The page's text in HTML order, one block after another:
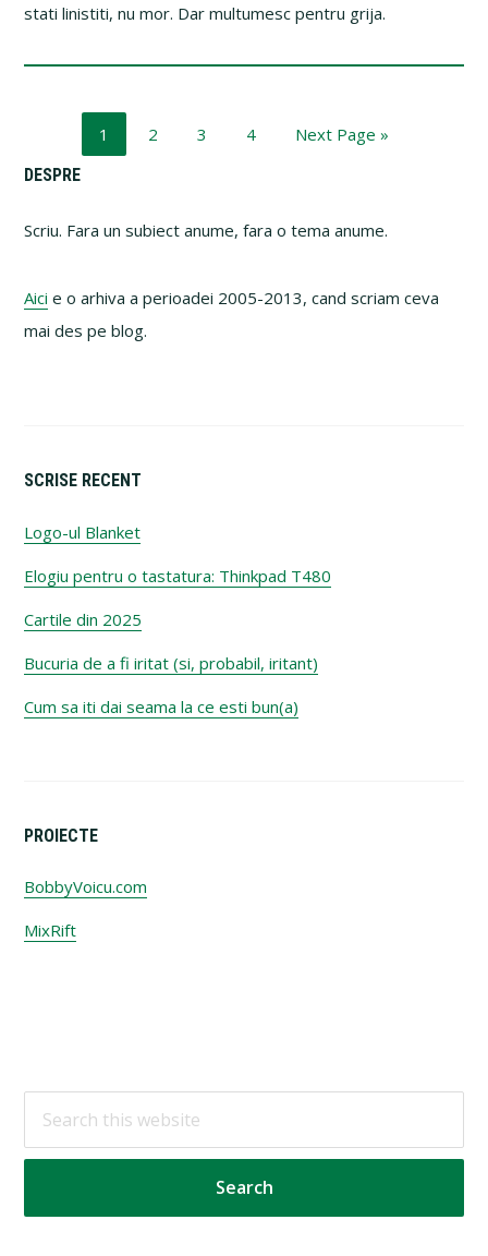
stati linistiti, nu mor. Dar multumesc pentru grija.
Page
1 Page
2 Page
3 Page
4
Go
Next Page »
Primary
Sidebar
DESPRE
Scriu. Fara un subiect anume, fara o tema anume.
Aici e o arhiva a perioadei 2005-2013, cand scriam ceva
mai des pe blog.
SCRISE RECENT
Logo-ul Blanket
Elogiu pentru o tastatura: Thinkpad T480
Cartile din 2025
Bucuria de a fi iritat (si, probabil, iritant)
Cum sa iti dai seama la ce esti bun(a)
PROIECTE
BobbyVoicu.com
MixRift
Footer
this
website